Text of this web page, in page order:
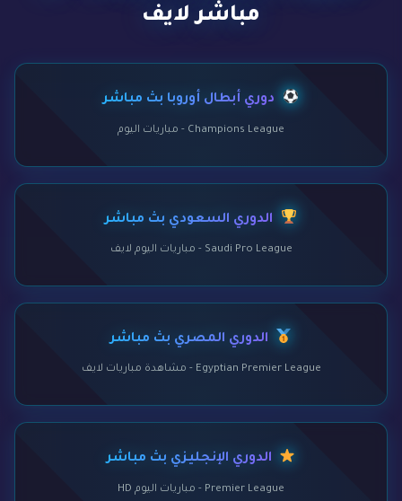
مباشر لايف
دوري أبطال أوروبا بث مباشر
Champions League - مباريات اليوم
الدوري السعودي بث مباشر
Saudi Pro League - مباريات اليوم لايف
الدوري المصري بث مباشر
Egyptian Premier League - مشاهدة مباريات لايف
الدوري الإنجليزي بث مباشر
Premier League - مباريات اليوم HD